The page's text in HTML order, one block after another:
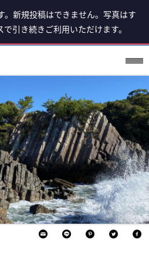
。新規投稿はできません。写真はす
で引き続きご利用いただけます。